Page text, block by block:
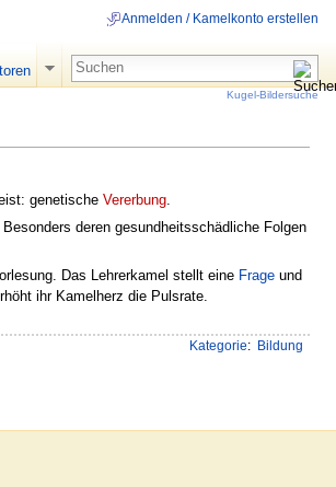
genetische Vererbung
. Besonders deren gesundheitsschädliche Folgen
Das Lehrerkamel stellt eine Frage und
ihr Kamelherz die Pulsrate.
Kategorie: Bildung
Anmelden / Kamelkonto erstellen
Kugel-Bildersuche